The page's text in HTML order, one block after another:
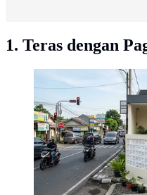
1. Teras dengan
Teras dengan Pagar